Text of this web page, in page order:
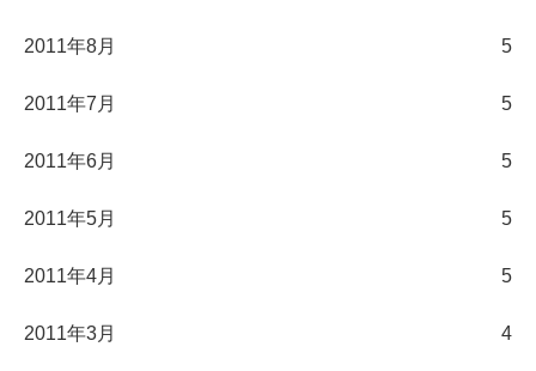
2011年8月 5
2011年7月 5
2011年6月 5
2011年5月 5
2011年4月 5
2011年3月 4